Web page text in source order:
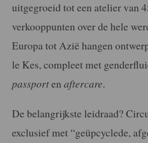
uitgegroeid tot een atelier van
verkooppunten over de hele
Europa tot Azië hangen
le Kes, compleet met
passporten aftercare.
De belangrijkste leidraad?
exclusief met “geüpcyclede,